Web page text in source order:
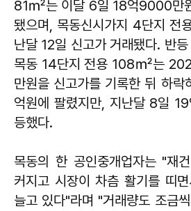
81㎡는 이달 6일 18억9000만
됐으며, 목동신시가지 4단지
난달 12일 신고가 거래됐다. 반
목동 14단지 전용 108㎡는
만원을 신고가를 기록한 뒤 하
억원에 팔렸지만, 지난달 8일
등했다.
목동의 한 공인중개업자는 "재
커지고 시장이 차츰 활기를 띠
늘고 있다"라며 "거래량도 조금